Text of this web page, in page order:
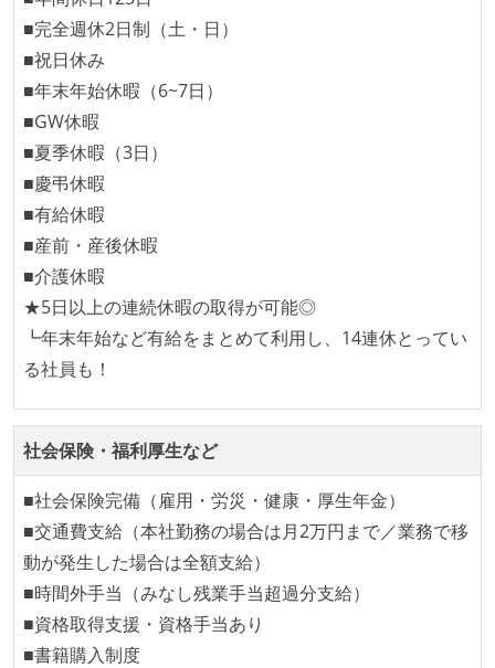
コード品質評価ツールを導入して、メンバーが常に確
認できるようにしている
テストの実施度
ほとんどのプロダクトコードに単体テストを記述、実
施している
ほとんどの機能に受け入れテストを記述、実施してい
る
機能の実装と同時にテストコードを記述している
想定される複数環境での品質チェックを義務づけてい
る
アジャイル実践状況
1ヶ月以下の短い期間でのイテレーション開発を実践
している
イテレーションの最後などに、定期的にチームでふり
かえりミーティングを行っている
タスク見積もりの単位には絶対量（人日など）ではな
く相対ポイントを用い、極力複数人の意見を調整する
形で行っている
継続的なデプロイ（デリバリー）を行っている
■完全週休2日制（土・日）
■祝日休み
■年末年始休暇（6~7日）
■GW休暇
■夏季休暇（3日）
■慶弔休暇
■有給休暇
■産前・産後休暇
■介護休暇
★5日以上の連続休暇の取得が可能◎
┗年末年始など有給をまとめて利用し、14連休とってい
る社員も！
社会保険・福利厚生など
■社会保険完備（雇用・労災・健康・厚生年金）
■交通費支給（本社勤務の場合は月2万円まで／業務で移
動が発生した場合は全額支給）
■時間外手当（みなし残業手当超過分支給）
■資格取得支援・資格手当あり
■書籍購入制度